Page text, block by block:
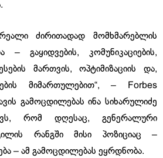
ძირითადად მომხმარებლის
– გაყიდვების, კომუნიკაციების,
მართვის, ოპტიმიზაციის და,
მიმართულებით“, – Forbes
გამოცდილებას ინა სიხარულიძე
რომ დღესაც, გენერალური
რანგში მისი პოზიციაც –
– ამ გამოცდილებას ეყრდნობა.